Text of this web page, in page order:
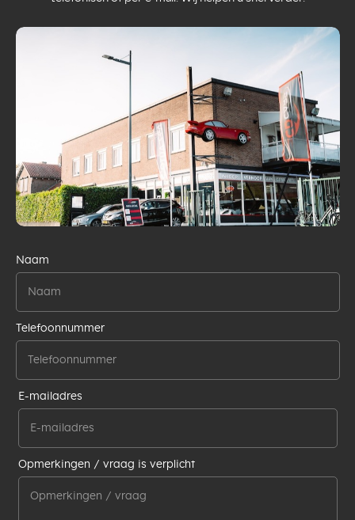
Naam
Telefoonnummer
E-mailadres
Opmerkingen / vraag is verplicht